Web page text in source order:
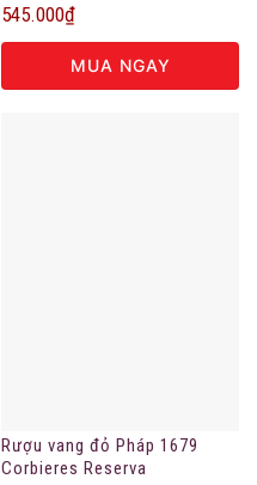
545.000₫
MUA NGAY
Rượu vang đỏ Pháp 1679
Corbieres Reserva